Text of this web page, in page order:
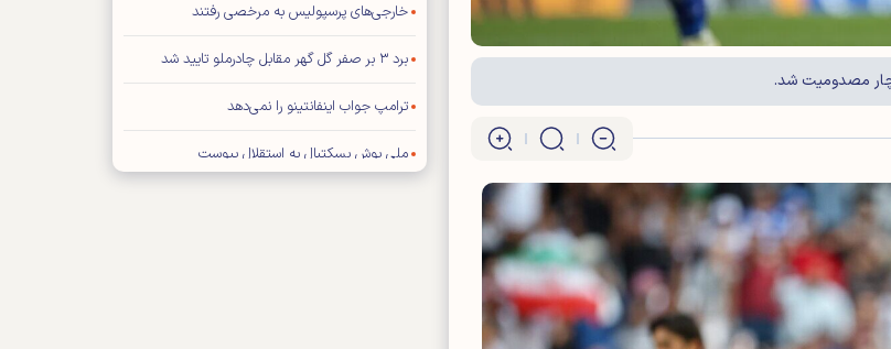
مصدومیت شد.
خارجی‌های پرسپولیس به مرخصی رفتند
برد ۳ بر صفر گل گهر مقابل چادرملو تایید شد
ترامپ جواب اینفانتینو را نمی‌دهد
ملی پوش بسکتبال به استقلال پیوست